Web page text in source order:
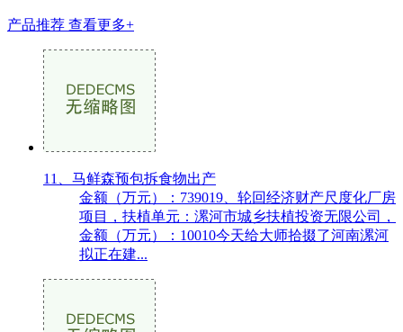
产品推荐 查看更多+
11、马鲜森预包拆食物出产
金额（万元）：739019、轮回经济财产尺度化厂房
项目，扶植单元：漯河市城乡扶植投资无限公司，
金额（万元）：10010今天给大师拾掇了河南漯河
拟正在建...